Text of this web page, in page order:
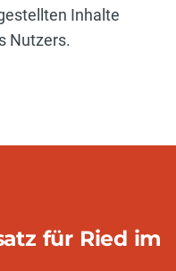
Inhalte
Nutzers.
für Ried im